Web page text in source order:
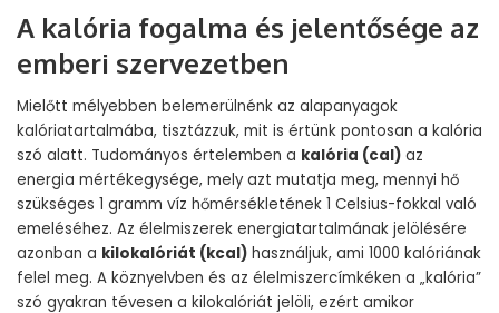
A kalória fogalma és jelentősége az
emberi szervezetben
Mielőtt mélyebben belemerülnénk az alapanyagok
kalóriatartalmába, tisztázzuk, mit is értünk pontosan a kalória
szó alatt. Tudományos értelemben a kalória (cal) az
energia mértékegysége, mely azt mutatja meg, mennyi hő
szükséges 1 gramm víz hőmérsékletének 1 Celsius-fokkal való
emeléséhez. Az élelmiszerek energiatartalmának jelölésére
azonban a kilokalóriát (kcal) használjuk, ami 1000 kalóriának
felel meg. A köznyelvben és az élelmiszercímkéken a „kalória”
szó gyakran tévesen a kilokalóriát jelöli, ezért amikor